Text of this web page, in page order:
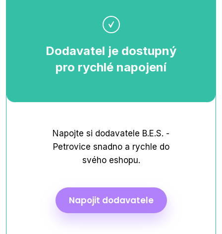
Dodavatel je dostupný
pro rychlé napojení
Napojte si dodavatele B.E.S. -
Petrovice snadno a rychle do
svého eshopu.
Napojit dodavatele